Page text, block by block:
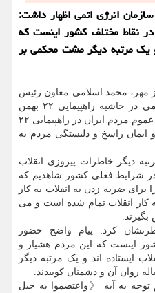
انرژی اتمی اظهار داشت:
نقاط مختلف کشور اینست که
یک مرتبه دیگر مشت محکمی بر
مهر، محمد اسلامی معاون رئیس
جمهور و رئیس سازمان انرژی اتمی در حاشیه راهپیمایی ۲۲ بهمن
امروز تهران، اظهار داشت: حضور عموم مردم ایران در راهپیمایی ۲۲
ایمان راسخ و دلبستگی مردم به
دیگر خاطرات پیروزی انقلاب
۵۷ زنده کرد. در شرایط فعلی کشور شاهدیم که
ضربه زدن به انقلاب به کار
کار انقلاب تمام شده است و می
کرد: پیام واضح حضور
اینست که این مردم هشیار و
ایستاده اند و یک مرتبه دیگر
روان آن و دشمنان کوبیدند.
به آیه 《واعتصموا به حبل